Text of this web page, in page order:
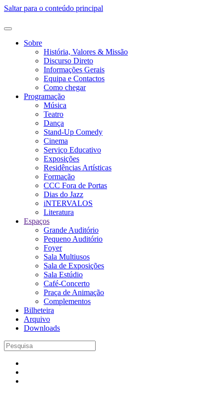
Saltar para o conteúdo principal
Sobre
História, Valores & Missão
Discurso Direto
Informações Gerais
Equipa e Contactos
Como chegar
Programação
Música
Teatro
Dança
Stand-Up Comedy
Cinema
Serviço Educativo
Exposições
Residências Artísticas
Formação
CCC Fora de Portas
Dias do Jazz
iNTERVALOS
Literatura
Espaços
Grande Auditório
Pequeno Auditório
Foyer
Sala Multiusos
Sala de Exposições
Sala Estúdio
Café-Concerto
Praça de Animação
Complementos
Bilheteira
Arquivo
Downloads